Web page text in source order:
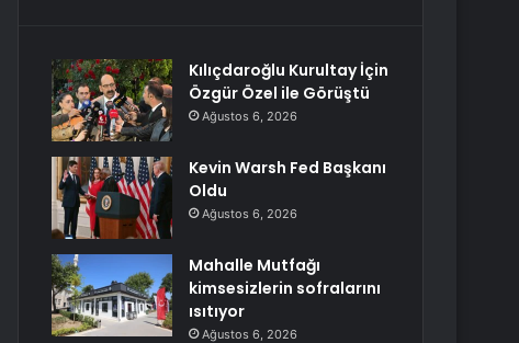
Kılıçdaroğlu Kurultay İçin
Özgür Özel ile Görüştü
Ağustos 6, 2026
Kevin Warsh Fed Başkanı
Oldu
Ağustos 6, 2026
Mahalle Mutfağı
kimsesizlerin sofralarını
ısıtıyor
Ağustos 6, 2026